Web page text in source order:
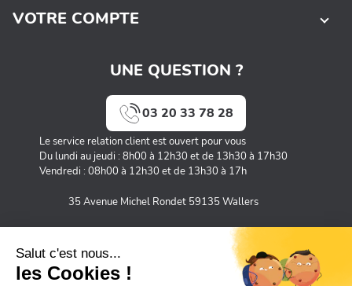
UNE QUESTION ?
03 20 33 78 28
Le service relation client est ouvert pour vous
Du lundi au jeudi : 8h00 à 12h30 et de 13h30 à 17h30
Vendredi : 08h00 à 12h30 et de 13h30 à 17h
35 Avenue Michel Rondet 59135 Wallers
VOTRE COMPTE